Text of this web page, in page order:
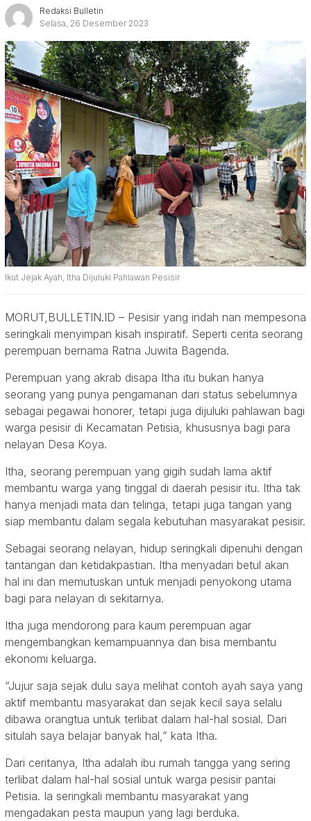
Redaksi Bulletin
Selasa, 26 Desember 2023
Ikut Jejak Ayah, Itha Dijuluki Pahlawan Pesisir
MORUT,BULLETIN.ID – Pesisir yang indah nan mempesona
seringkali menyimpan kisah inspiratif. Seperti cerita seorang
perempuan bernama Ratna Juwita Bagenda.
Perempuan yang akrab disapa Itha itu bukan hanya
seorang yang punya pengamanan dari status sebelumnya
sebagai pegawai honorer, tetapi juga dijuluki pahlawan bagi
warga pesisir di Kecamatan Petisia, khususnya bagi para
nelayan Desa Koya.
Itha, seorang perempuan yang gigih sudah lama aktif
membantu warga yang tinggal di daerah pesisir itu. Itha tak
hanya menjadi mata dan telinga, tetapi juga tangan yang
siap membantu dalam segala kebutuhan masyarakat pesisir.
Sebagai seorang nelayan, hidup seringkali dipenuhi dengan
tantangan dan ketidakpastian. Itha menyadari betul akan
hal ini dan memutuskan untuk menjadi penyokong utama
bagi para nelayan di sekitarnya.
Itha juga mendorong para kaum perempuan agar
mengembangkan kemampuannya dan bisa membantu
ekonomi keluarga.
“Jujur saja sejak dulu saya melihat contoh ayah saya yang
aktif membantu masyarakat dan sejak kecil saya selalu
dibawa orangtua untuk terlibat dalam hal-hal sosial. Dari
situlah saya belajar banyak hal,” kata Itha.
Dari ceritanya, Itha adalah ibu rumah tangga yang sering
terlibat dalam hal-hal sosial untuk warga pesisir pantai
Petisia. Ia seringkali membantu masyarakat yang
mengadakan pesta maupun yang lagi berduka.